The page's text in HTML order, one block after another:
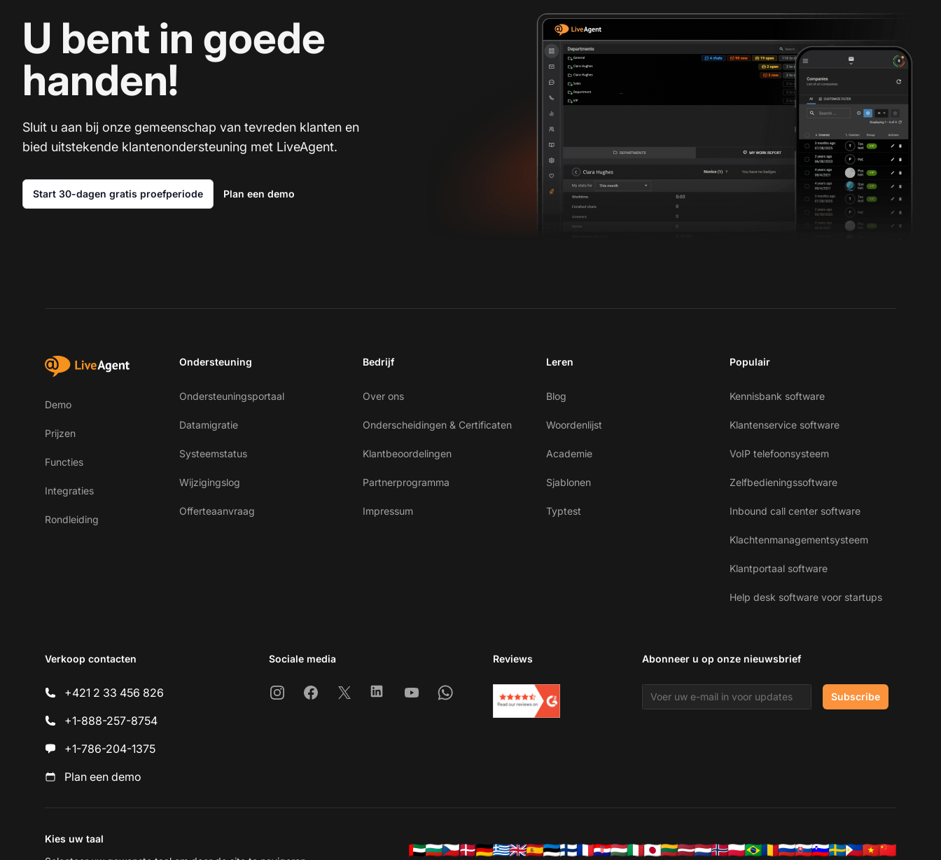
U bent in goede
handen!
Sluit u aan bij onze gemeenschap van tevreden klanten en
bied uitstekende klantenondersteuning met LiveAgent.
Start 30-dagen gratis proefperiode Plan een demo
Demo
Prijzen
Functies
Integraties
Rondleiding
Ondersteuning
Ondersteuningsportaal
Datamigratie
Systeemstatus
Wijzigingslog
Offerteaanvraag
Bedrijf
Over ons
Onderscheidingen & Certificaten
Klantbeoordelingen
Partnerprogramma
Impressum
Leren
Blog
Woordenlijst
Academie
Sjablonen
Typtest
Populair
Kennisbank software
Klantenservice software
VoIP telefoonsysteem
Zelfbedieningssoftware
Inbound call center software
Klachtenmanagementsysteem
Klantportaal software
Help desk software voor startups
Verkoop contacten
+421 2 33 456 826
+1-888-257-8754
+1-786-204-1375
Plan een demo
Sociale media
InstagramFacebook
X LinkedinYoutubeWhatsapp
Reviews Abonneer u op onze nieuwsbrief
Email address Subscribe
Kies uw taal